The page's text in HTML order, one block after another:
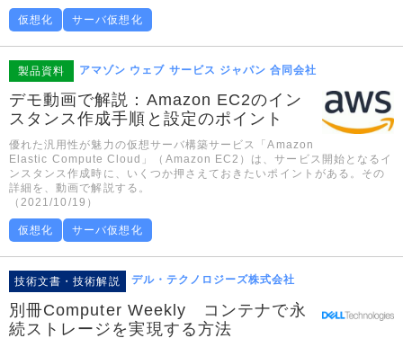
仮想化 サーバ仮想化
製品資料 アマゾン ウェブ サービス ジャパン 合同会社
デモ動画で解説：Amazon EC2のイン
スタンス作成手順と設定のポイント
優れた汎用性が魅力の仮想サーバ構築サービス「Amazon
Elastic Compute Cloud」（Amazon EC2）は、サービス開始となるイ
ンスタンス作成時に、いくつか押さえておきたいポイントがある。その
詳細を、動画で解説する。
（2021/10/19）
仮想化 サーバ仮想化
技術文書・技術解説 デル・テクノロジーズ株式会社
別冊Computer Weekly コンテナで永
続ストレージを実現する方法